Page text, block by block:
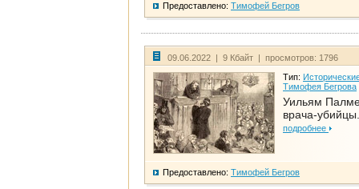
Предоставлено: Тимофей Бегров
09.06.2022 | 9 Кбайт | просмотров: 1796
Тип:
Тимофея Бегрова
Уильям
врача-
подробнее
Предоставлено: Тимофей Бегров